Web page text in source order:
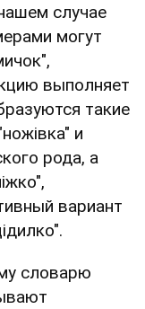
случае
могут
выполняет
такие
и
рода, а
вариант
словарю